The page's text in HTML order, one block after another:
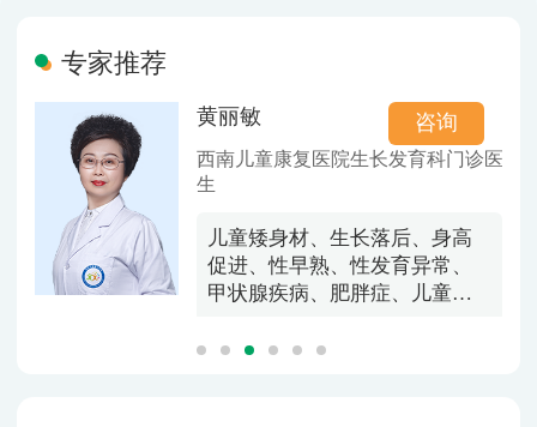
专家推荐
营
马艳 咨询
西南儿童康复医院特聘专家
发育迟缓、脾胃虚弱、肥胖症
等疾病的评估、诊断、干预有
着丰富的临床诊疗经验，颇受